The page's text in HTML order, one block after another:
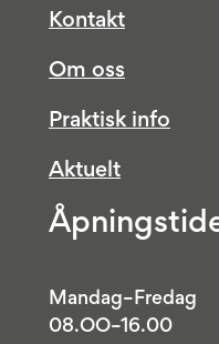
Kontakt
Om oss
Praktisk info
Aktuelt
Mandag–Fredag
08.OO–16.00